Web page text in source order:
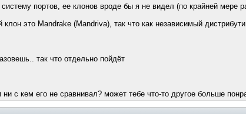
портов, ее клонов вроде бы я не видел (по крайней мере
это Mandrake (Mandriva), так что как независимый
так что отдельно пойдёт
ни с кем его не сравнивал? может тебе что-то другое больше